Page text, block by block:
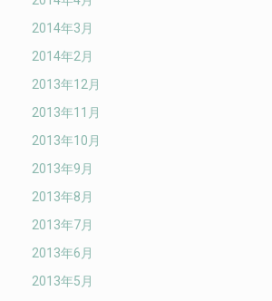
2014年3月
2014年2月
2013年12月
2013年11月
2013年10月
2013年9月
2013年8月
2013年7月
2013年6月
2013年5月